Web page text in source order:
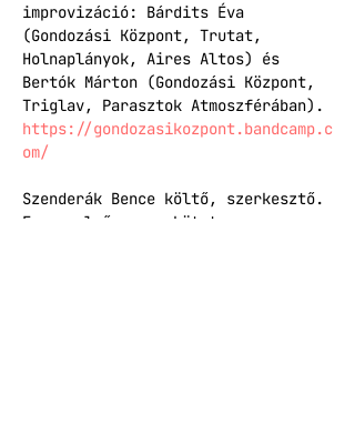
improvizáció: Bárdits Éva
(Gondozási Központ, Trutat,
Holnaplányok, Aires Altos) és
Bertók Márton (Gondozási Központ,
Triglav, Parasztok Atmoszférában).
https://gondozasikozpont.bandcamp.c
om/
Szenderák Bence költő, szerkesztő.
Ez az első verseskötete.